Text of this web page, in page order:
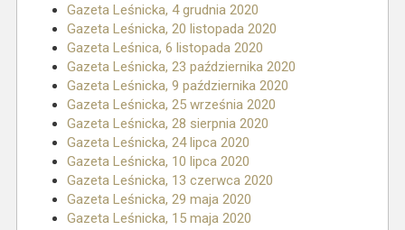
Gazeta Leśnicka, 4 grudnia 2020
Gazeta Leśnicka, 20 listopada 2020
Gazeta Leśnica, 6 listopada 2020
Gazeta Leśnicka, 23 października 2020
Gazeta Leśnicka, 9 października 2020
Gazeta Leśnicka, 25 września 2020
Gazeta Leśnicka, 28 sierpnia 2020
Gazeta Leśnicka, 24 lipca 2020
Gazeta Leśnicka, 10 lipca 2020
Gazeta Leśnicka, 13 czerwca 2020
Gazeta Leśnicka, 29 maja 2020
Gazeta Leśnicka, 15 maja 2020